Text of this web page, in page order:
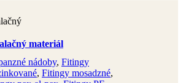
materiál
nádoby, Fitingy
, Fitingy mosadzné,